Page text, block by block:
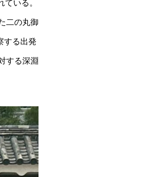
いる。
二の丸御
する出発
する深淵